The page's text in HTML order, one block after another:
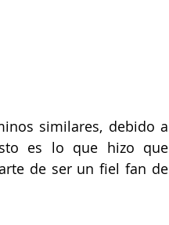
similares, debido a
es lo que hizo que
de ser un fiel fan de